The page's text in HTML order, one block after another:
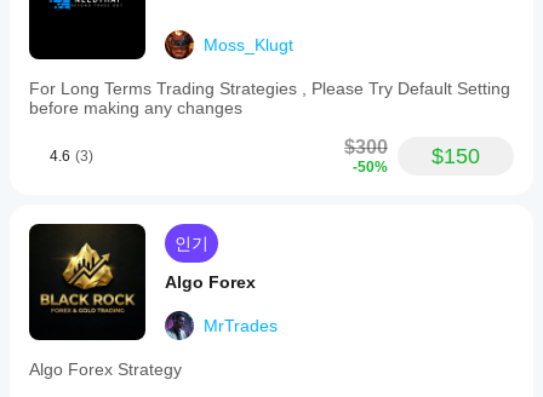
Moss_Klugt
For Long Terms Trading Strategies , Please Try Default Setting
before making any changes
4.6 (3) $300
-50% $150
인기
Algo Forex
MrTrades
Algo Forex Strategy